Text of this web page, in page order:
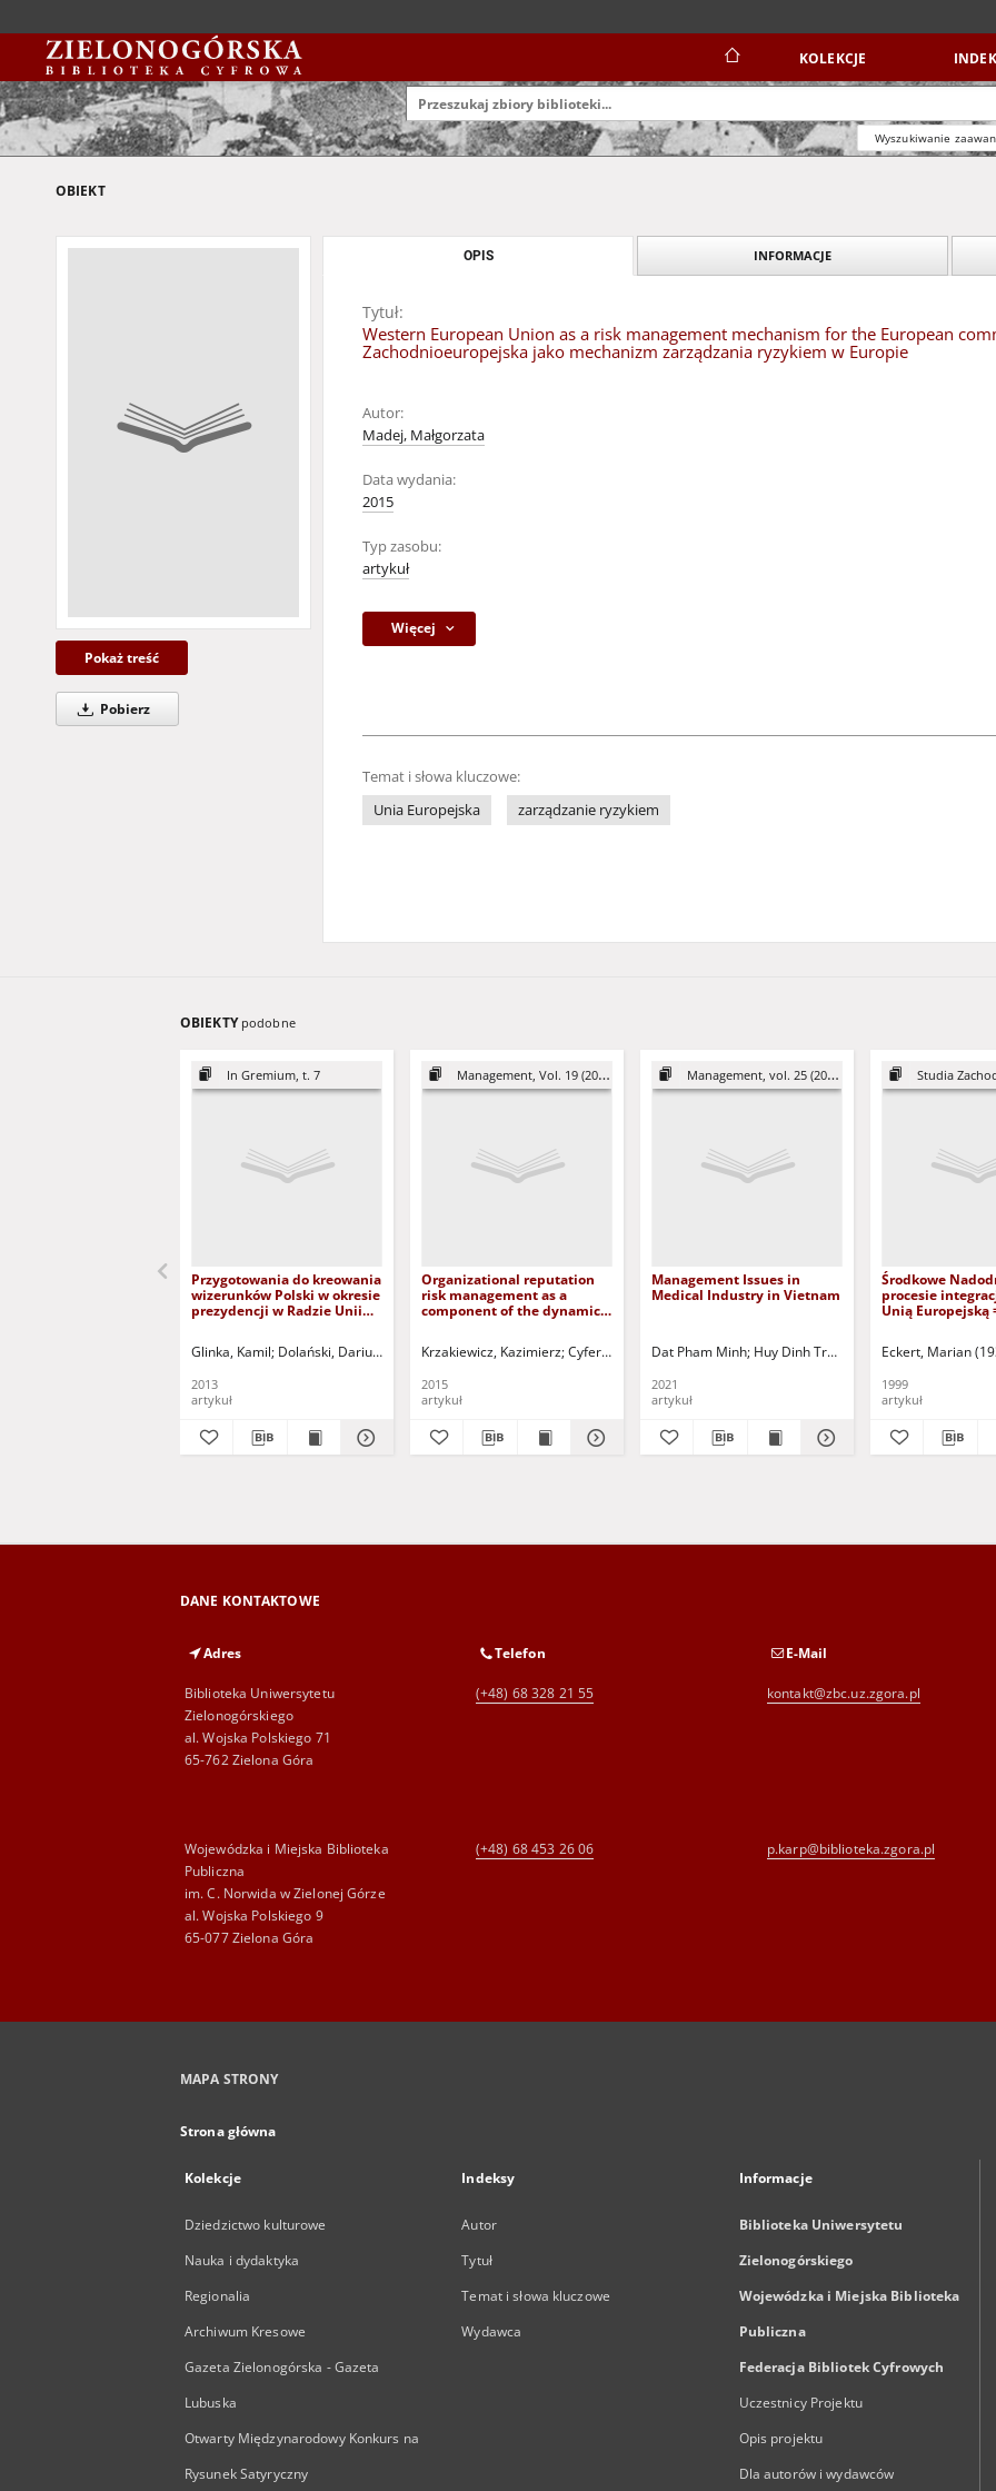
KOLEKCJE
Wyszukiwanie
OBIEKT
Pokaż treść
Pobierz
OPIS INFORMACJE
Tytuł:
Western European Union as a risk management mechanism for the European
Zachodnioeuropejska jako mechanizm zarządzania ryzykiem w Europie
Autor:
Madej, Małgorzata
Data wydania:
2015
Typ zasobu:
artykuł
Więcej
Temat i słowa kluczowe:
Unia Europejska
zarządzanie ryzykiem
OBIEKTY podobne
In Gremium, t. 7
Przygotowania do kreowania
wizerunków Polski w okresie
prezydencji w Radzie Unii
presidency in the Council of
preparatory stage
Glinka, Kamil Dolański, Dariusz (1966 - ) - red.
2013
artykuł
Management, Vol. 19 (2015)
Organizational reputation
risk management as a
component of the dynamic
ryzykiem reputacji
składowa procesu
zarządzania dynamicznymi
Krzakiewicz, Kazimierz Cyfert, Szymon Moczulska, Marta - red. Preston, Peter- red. jęz.
2015
artykuł
Management, vol. 25 (2021)
Management Issues in
Medical Industry in Vietnam
Dat Pham Minh Huy Dinh Tran Ngoc Stankiewicz,
2021
artykuł
Studia
Środkowe
procesie
Unią Europejską
mit der EU
Eckert, Marian
1999
artykuł
DANE KONTAKTOWE
Adres
Biblioteka Uniwersytetu
Zielonogórskiego
al. Wojska Polskiego 71
65-762 Zielona Góra
Telefon
(+48) 68 328 21 55
E-Mail
kontakt@zbc.uz.zgora.pl
Wojewódzka i Miejska Biblioteka
Publiczna
im. C. Norwida w Zielonej Górze
al. Wojska Polskiego 9
65-077 Zielona Góra
(+48) 68 453 26 06 p.karp@biblioteka.zgora.pl
MAPA STRONY
Strona główna
Kolekcje
Dziedzictwo kulturowe
Nauka i dydaktyka
Regionalia
Archiwum Kresowe
Gazeta Zielonogórska - Gazeta
Lubuska
Otwarty Międzynarodowy Konkurs na
Rysunek Satyryczny
Indeksy
Autor
Tytuł
Temat i słowa kluczowe
Wydawca
Informacje
Biblioteka Uniwersytetu
Zielonogórskiego
Wojewódzka i Miejska Biblioteka
Publiczna
Federacja Bibliotek Cyfrowych
Uczestnicy Projektu
Opis projektu
Dla autorów i wydawców